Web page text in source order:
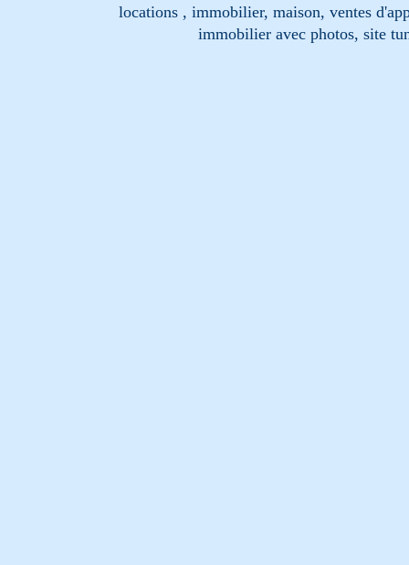
locations , immobilier, maison, ventes
immobilier avec photos, site